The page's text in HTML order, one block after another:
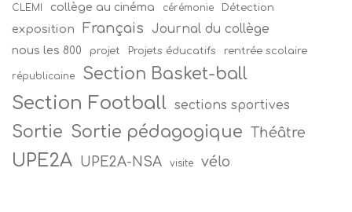
CLEMI collège au cinéma cérémonie Détection
exposition Français Journal du collège
nous les 800 projet Projets éducatifs rentrée scolaire
républicaine Section Basket-ball
Section Football sections sportives
Sortie Sortie pédagogique Théâtre
UPE2A UPE2A-NSA visite vélo